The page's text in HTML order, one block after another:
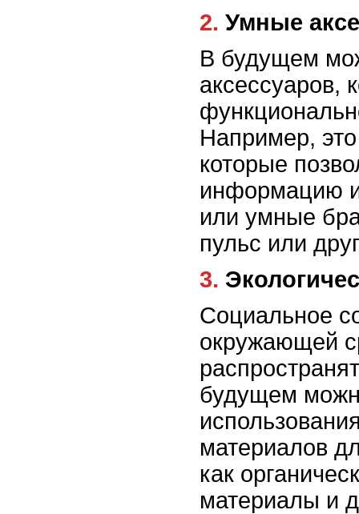
2. Умные
В будущем
аксессуаров,
Например,
которые
информацию
или умные
пульс или
3.
Социальное
окружающей
будущем
материалов
как
материалы и